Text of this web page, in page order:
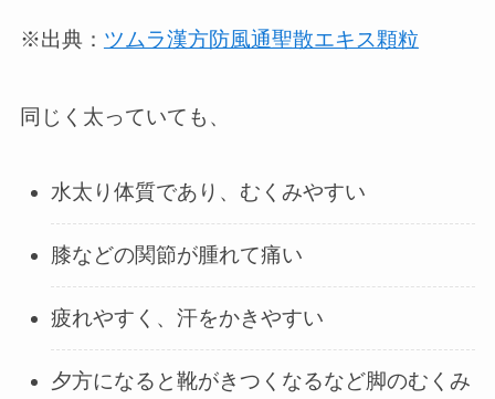
※出典： ツムラ漢方防風通聖散エキス顆粒
同じく太っていても、
水太り体質であり、むくみやすい
膝などの関節が腫れて痛い
疲れやすく、汗をかきやすい
夕方になると靴がきつくなるなど脚のむくみ